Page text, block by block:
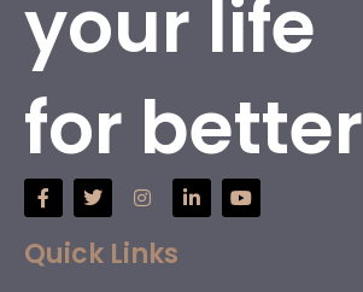
your life
for better
Quick Links